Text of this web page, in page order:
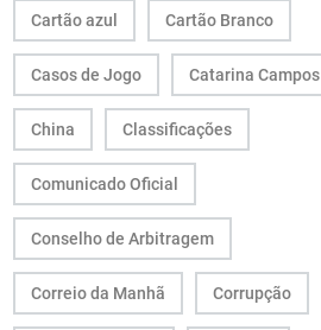
Cartão azul Cartão Branco
Casos de Jogo Catarina Campos
China Classificações
Comunicado Oficial
Conselho de Arbitragem
Correio da Manhã Corrupção